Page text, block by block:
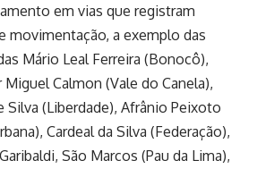
em vias que registram
movimentação, a exemplo das
Mário Leal Ferreira (Bonocô),
Miguel Calmon (Vale do Canela),
Silva (Liberdade), Afrânio Peixoto
Cardeal da Silva (Federação),
São Marcos (Pau da Lima),